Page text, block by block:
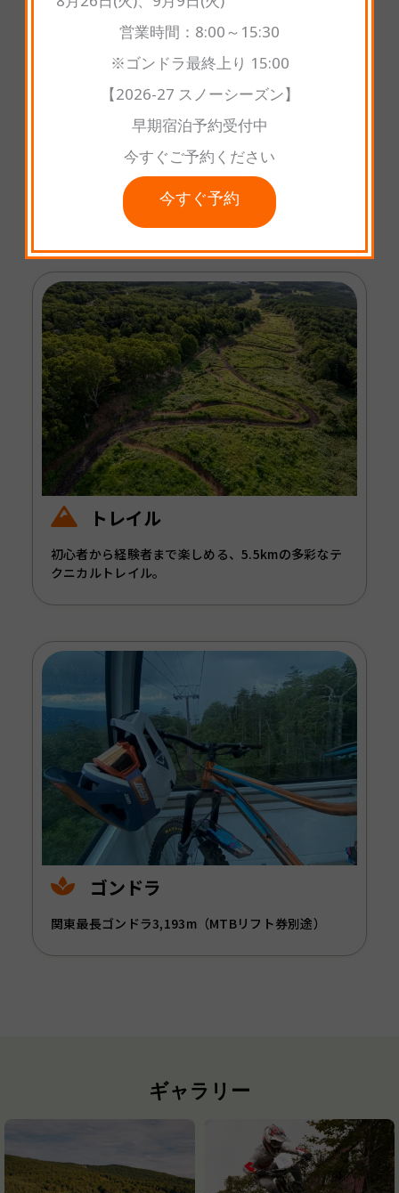
装備・ギア
プレミアムマウンテンバイク＆安全装備をレンタル
可能。手ぶらでも安心。
トレイル
初心者から経験者まで楽しめる、5.5kmの多彩なテ
クニカルトレイル。
ゴンドラ
関東最長ゴンドラ3,193m（MTBリフト券別途）
ギャラリー
営業時間：8:00～15:30
※ゴンドラ最終上り 15:00
【2026-27 スノーシーズン】
早期宿泊予約受付中
今すぐご予約ください
今すぐ予約